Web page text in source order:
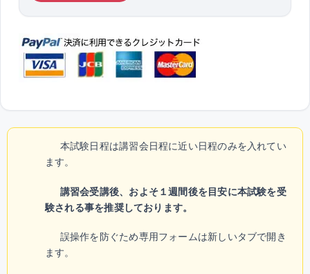
本試験日程は講習会日程に近い日程のみを入れてい
ます。
講習会受講後、およそ１週間後を目安に本試験を受
験される事を推奨しております。
誤操作を防ぐため専用フォームは新しいタブで開き
ます。